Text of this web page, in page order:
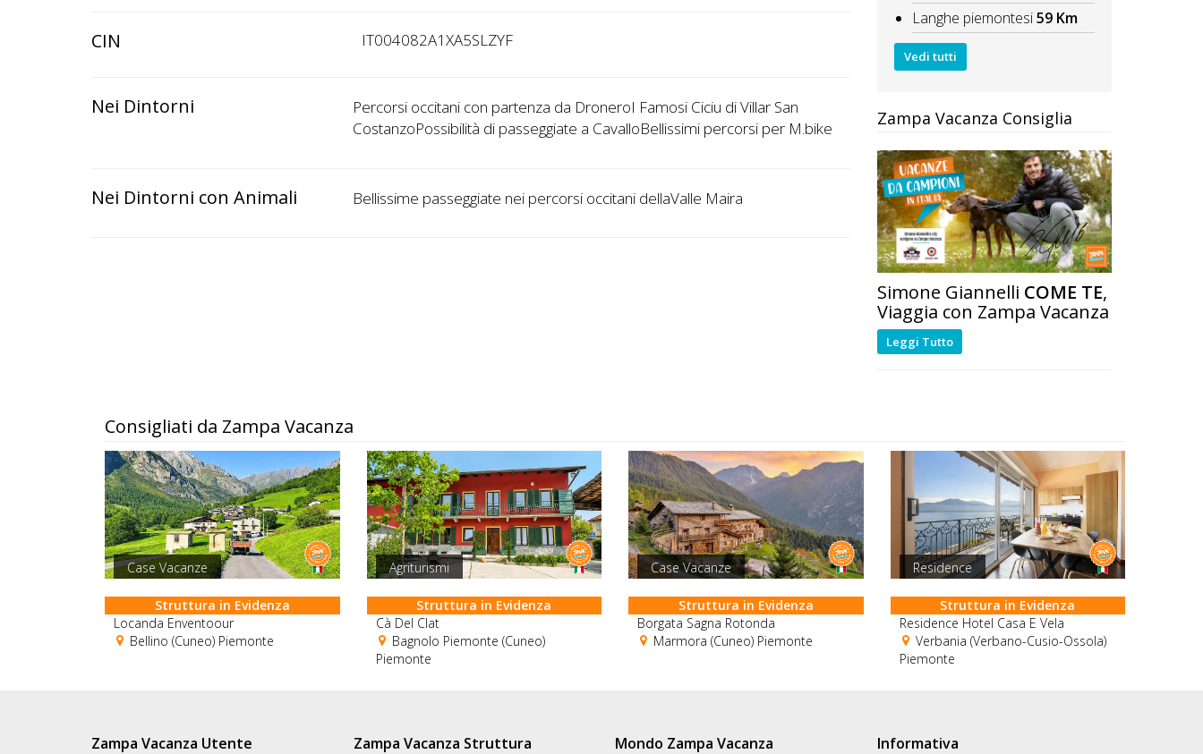
CIN IT004082A1XA5SLZYF
Nei Dintorni
Percorsi occitani con partenza da DroneroI Famosi Ciciu di Villar San
CostanzoPossibilità di passeggiate a CavalloBellissimi percorsi per M.bike
Nei Dintorni con Animali Bellissime passeggiate nei percorsi occitani dellaValle Maira
Langhe piemontesi 59 Km
Vedi tutti
Zampa Vacanza Consiglia
Simone Giannelli COME TE,
Viaggia con Zampa Vacanza
Leggi Tutto
Consigliati da Zampa Vacanza
Case Vacanze
Struttura in Evidenza
Locanda Enventoour
Bellino (Cuneo) Piemonte
Agriturismi
Struttura in Evidenza
Cà Del Clat
Bagnolo Piemonte (Cuneo)
Piemonte
Case Vacanze
Struttura in Evidenza
Borgata Sagna Rotonda
Marmora (Cuneo) Piemonte
Residence
Struttura in Evidenza
Residence Hotel Casa E Vela
Verbania (Verbano-Cusio-Ossola)
Piemonte
Zampa Vacanza Utente Zampa Vacanza Struttura Mondo Zampa Vacanza Informativa